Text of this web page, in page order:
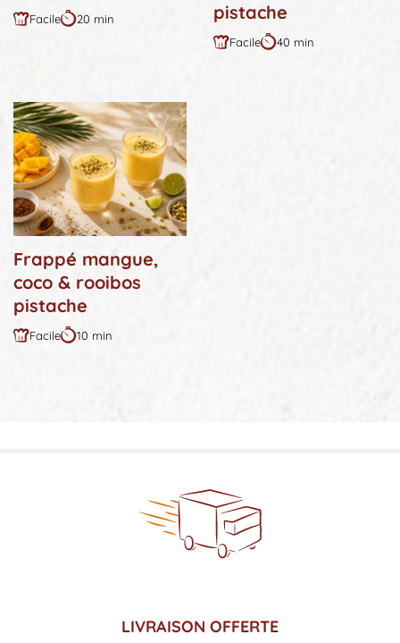
Difficulté
Facile
Durée
20 min
pistache
Difficulté
Facile
Durée
40 min
Frappé mangue,
coco & rooibos
pistache
Difficulté
Facile
Durée
10 min
LIVRAISON OFFERTE